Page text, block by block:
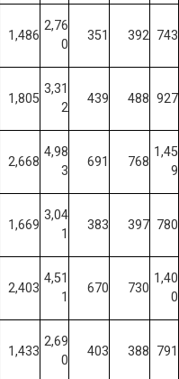
1,486
2,76
0
351 392 743
1,805
3,31
2
439 488 927
2,668
4,98
3
691 768
1,45
9
1,669
3,04
1
383 397 780
2,403
4,51
1
670 730
1,40
0
1,433
2,69
0
403 388 791